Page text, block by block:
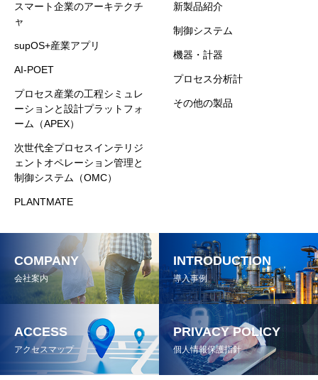
スマート企業のアーキテクチ
ャ
supOS+産業アプリ
AI-POET
プロセス産業の工程シミュレ
ーションと設計プラットフォ
ーム（APEX）
次世代全プロセスインテリジ
ェントオペレーション管理と
制御システム（OMC）
PLANTMATE
新製品紹介
制御システム
機器・計器
プロセス分析計
その他の製品
COMPANY
会社案内
INTRODUCTION
導入事例
ACCESS
アクセスマップ
PRIVACY POLICY
個人情報保護指針